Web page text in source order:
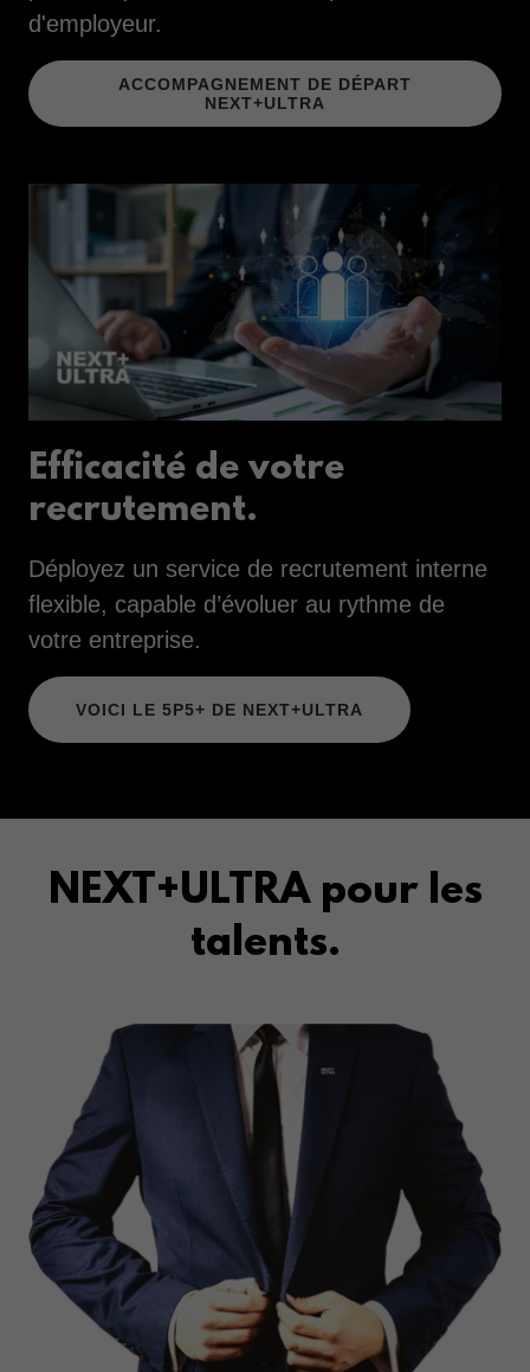
d'employeur.
ACCOMPAGNEMENT DE DÉPART
NEXT+ULTRA
Efficacité de votre
recrutement.
Déployez un service de recrutement interne
flexible, capable d’évoluer au rythme de
votre entreprise.
VOICI LE 5P5+ DE NEXT+ULTRA
NEXT+ULTRA pour les
talents.